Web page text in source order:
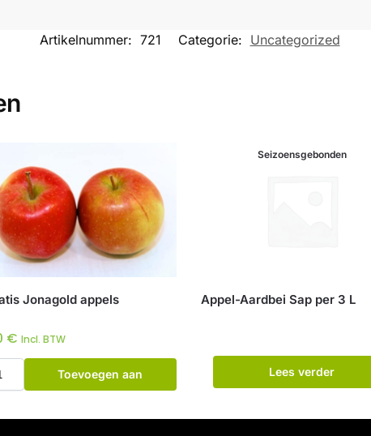
Artikelnummer: 721 Categorie: Uncategorized
Jonagold appels
€ Incl. BTW
Toevoegen aan
Seizoensgebonden
Appel-Aardbei Sap per 3 L
Lees verder